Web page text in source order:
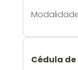
Cédula